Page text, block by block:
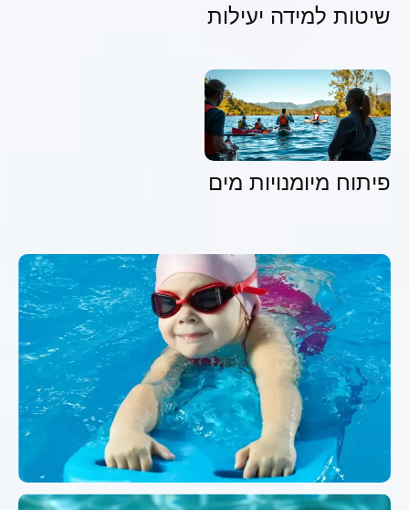
שיטות למידה יעילות
פיתוח מיומנויות מים